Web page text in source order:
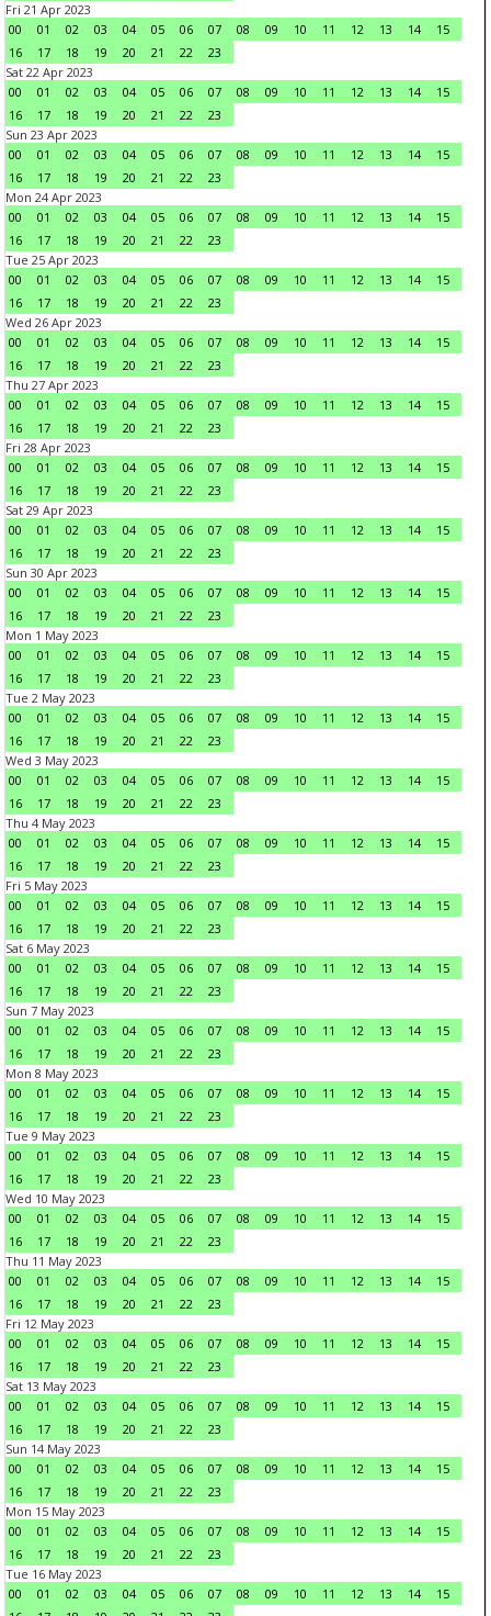
Fri 21 Apr 2023
00
01 02 03 04 05 06 07 08 09 10 11 12 13 14
15
16
17 18 19 20 21 22
23
Sat 22 Apr 2023
00
01 02 03 04 05 06 07 08 09 10 11 12 13 14
15
16
17 18 19 20 21 22
23
Sun 23 Apr 2023
00
01 02 03 04 05 06 07 08 09 10 11 12 13 14
15
16
17 18 19 20 21 22
23
Mon 24 Apr 2023
00
01 02 03 04 05 06 07 08 09 10 11 12 13 14
15
16
17 18 19 20 21 22
23
Tue 25 Apr 2023
00
01 02 03 04 05 06 07 08 09 10 11 12 13 14
15
16
17 18 19 20 21 22
23
Wed 26 Apr 2023
00
01 02 03 04 05 06 07 08 09 10 11 12 13 14
15
16
17 18 19 20 21 22
23
Thu 27 Apr 2023
00
01 02 03 04 05 06 07 08 09 10 11 12 13 14
15
16
17 18 19 20 21 22
23
Fri 28 Apr 2023
00
01 02 03 04 05 06 07 08 09 10 11 12 13 14
15
16
17 18 19 20 21 22
23
Sat 29 Apr 2023
00
01 02 03 04 05 06 07 08 09 10 11 12 13 14
15
16
17 18 19 20 21 22
23
Sun 30 Apr 2023
00
01 02 03 04 05 06 07 08 09 10 11 12 13 14
15
16
17 18 19 20 21 22
23
Mon 1 May 2023
00
01 02 03 04 05 06 07 08 09 10 11 12 13 14
15
16
17 18 19 20 21 22
23
Tue 2 May 2023
00
01 02 03 04 05 06 07 08 09 10 11 12 13 14
15
16
17 18 19 20 21 22
23
Wed 3 May 2023
00
01 02 03 04 05 06 07 08 09 10 11 12 13 14
15
16
17 18 19 20 21 22
23
Thu 4 May 2023
00
01 02 03 04 05 06 07 08 09 10 11 12 13 14
15
16
17 18 19 20 21 22
23
Fri 5 May 2023
00
01 02 03 04 05 06 07 08 09 10 11 12 13 14
15
16
17 18 19 20 21 22
23
Sat 6 May 2023
00
01 02 03 04 05 06 07 08 09 10 11 12 13 14
15
16
17 18 19 20 21 22
23
Sun 7 May 2023
00
01 02 03 04 05 06 07 08 09 10 11 12 13 14
15
16
17 18 19 20 21 22
23
Mon 8 May 2023
00
01 02 03 04 05 06 07 08 09 10 11 12 13 14
15
16
17 18 19 20 21 22
23
Tue 9 May 2023
00
01 02 03 04 05 06 07 08 09 10 11 12 13 14
15
16
17 18 19 20 21 22
23
Wed 10 May 2023
00
01 02 03 04 05 06 07 08 09 10 11 12 13 14
15
16
17 18 19 20 21 22
23
Thu 11 May 2023
00
01 02 03 04 05 06 07 08 09 10 11 12 13 14
15
16
17 18 19 20 21 22
23
Fri 12 May 2023
00
01 02 03 04 05 06 07 08 09 10 11 12 13 14
15
16
17 18 19 20 21 22
23
Sat 13 May 2023
00
01 02 03 04 05 06 07 08 09 10 11 12 13 14
15
16
17 18 19 20 21 22
23
Sun 14 May 2023
00
01 02 03 04 05 06 07 08 09 10 11 12 13 14
15
16
17 18 19 20 21 22
23
Mon 15 May 2023
00
01 02 03 04 05 06 07 08 09 10 11 12 13 14
15
16
17 18 19 20 21 22
23
Tue 16 May 2023
00
01 02 03 04 05 06 07 08 09 10 11 12 13 14
15